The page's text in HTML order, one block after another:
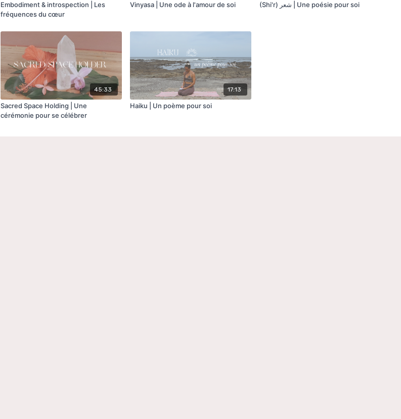
Embodiment & introspection | Les
fréquences du cœur
Vinyasa | Une ode à l'amour de soi (Shi'r) شعر | Une poésie pour soi
45:33
Sacred Space Holding | Une
cérémonie pour se célébrer
17:13
Haiku | Un poème pour soi